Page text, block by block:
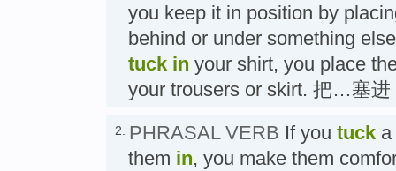
you keep it in position by
behind or under something
tuck in your shirt, you place
your trousers or skirt. 把…塞进
2. PHRASAL VERB If you tuck
them in, you make them